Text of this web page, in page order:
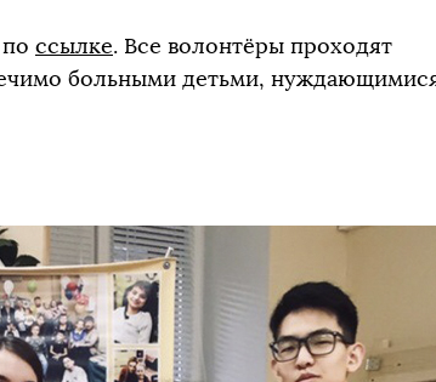
ссылке. Все волонтёры проходят
больными детьми,